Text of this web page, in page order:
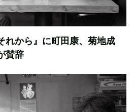
れから』に町田康、菊地成
賛辞